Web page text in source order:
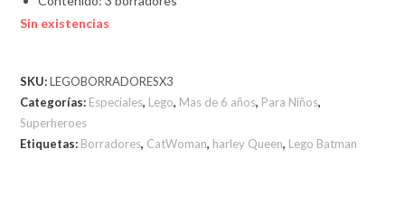
Sin existencias
SKU:LEGOBORRADORESX3
Categorías: Especiales, Lego, Mas de 6 años, Para Niños,
Superheroes
Etiquetas: Borradores, CatWoman, harley Queen, Lego Batman